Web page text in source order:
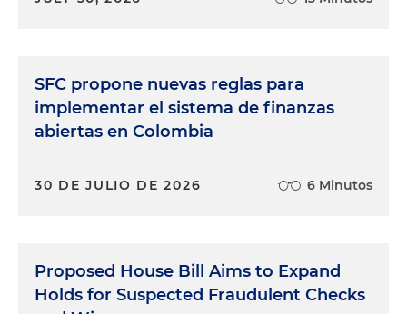
SFC propone nuevas reglas para
implementar el sistema de finanzas
abiertas en Colombia
30 DE JULIO DE 2026 6 Minutos
Proposed House Bill Aims to Expand
Holds for Suspected Fraudulent Checks